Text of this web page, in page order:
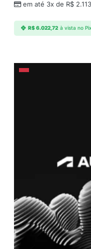
em até 3x de R$
R$6.022,72 à vista no